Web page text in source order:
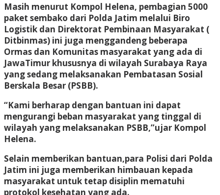
Masih menurut Kompol Helena, pembagian 5000
paket sembako dari Polda Jatim melalui Biro
Logistik dan Direktorat Pembinaan Masyarakat (
Ditbinmas) ini juga menggandeng beberapa
Ormas dan Komunitas masyarakat yang ada di
JawaTimur khususnya di wilayah Surabaya Raya
yang sedang melaksanakan Pembatasan Sosial
Berskala Besar (PSBB).
“Kami berharap dengan bantuan ini dapat
mengurangi beban masyarakat yang tinggal di
wilayah yang melaksanakan PSBB,”ujar Kompol
Helena.
Selain memberikan bantuan,para Polisi dari Polda
Jatim ini juga memberikan himbauan kepada
masyarakat untuk tetap disiplin mematuhi
protokol kesehatan yang ada.